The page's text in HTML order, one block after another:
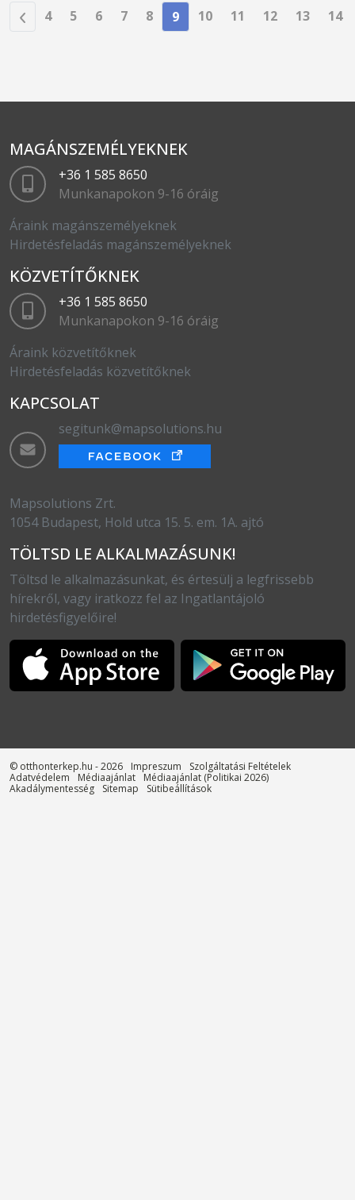
4 5 6 7 8 9 10 11 12 13 14
MAGÁNSZEMÉLYEKNEK
+36 1 585 8650
Munkanapokon 9-16 óráig
Áraink magánszemélyeknek
Hirdetésfeladás magánszemélyeknek
KÖZVETÍTŐKNEK
+36 1 585 8650
Munkanapokon 9-16 óráig
Áraink közvetítőknek
Hirdetésfeladás közvetítőknek
KAPCSOLAT
segitunk@mapsolutions.hu
Mapsolutions Zrt.
1054 Budapest, Hold utca 15. 5. em. 1A. ajtó
TÖLTSD LE ALKALMAZÁSUNK!
Töltsd le alkalmazásunkat, és értesülj a legfrissebb
hírekről, vagy iratkozz fel az Ingatlantájoló
hirdetésfigyelőire!
© otthonterkep.hu - 2026 Impreszum
Szolgáltatási Feltételek
Adatvédelem
Médiaajánlat
Médiaajánlat (Politikai 2026)
Akadálymentesség
Sitemap Sütibeállítások